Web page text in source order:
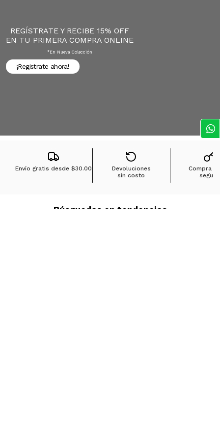
REGÍSTRATE Y RECIBE 15% OFF
EN TU PRIMERA COMPRA ONLINE
*en Nueva Colección
¡Registrate ahora!
Envío gratis desde$30.00
Devoluciones
sin costo
Compra
segura
Búsquedas en tendencias